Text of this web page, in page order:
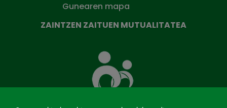
Gunearen mapa
ZAINTZEN ZAITUEN MUTUALITATEA
zaituen
Mutua